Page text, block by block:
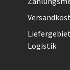
Logistik